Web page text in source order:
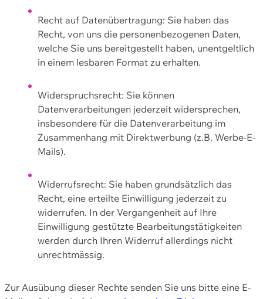
Recht auf Datenübertragung: Sie haben das
Recht, von uns die personenbezogenen Daten,
welche Sie uns bereitgestellt haben, unentgeltlich
in einem lesbaren Format zu erhalten.
Widerspruchsrecht: Sie können
Datenverarbeitungen jederzeit widersprechen,
insbesondere für die Datenverarbeitung im
Zusammenhang mit Direktwerbung (z.B. Werbe-E-
Mails).
Widerrufsrecht: Sie haben grundsätzlich das
Recht, eine erteilte Einwilligung jederzeit zu
widerrufen. In der Vergangenheit auf Ihre
Einwilligung gestützte Bearbeitungstätigkeiten
werden durch Ihren Widerruf allerdings nicht
unrechtmässig.
Zur Ausübung dieser Rechte senden Sie uns bitte eine E-